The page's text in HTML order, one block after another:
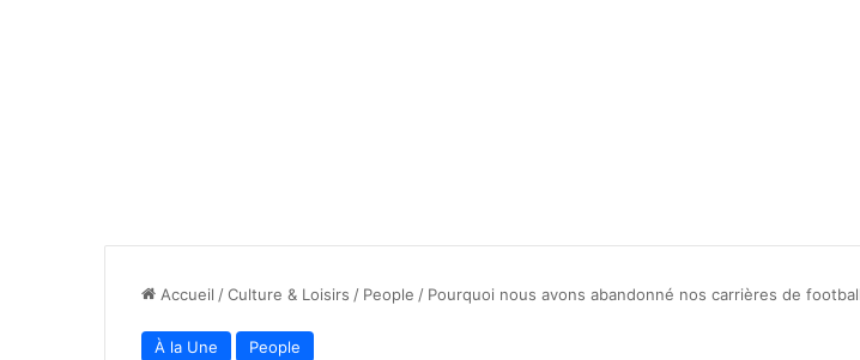
Accueil /Culture & Loisirs / People / Pourquoi nous avons abandonné nos carrières de
À la Une People